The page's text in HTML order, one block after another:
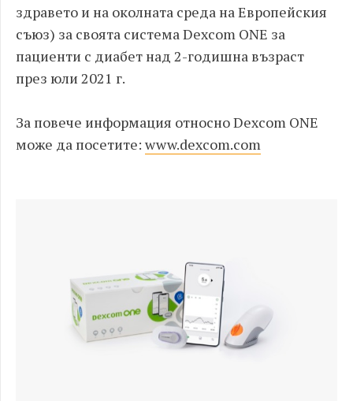
здравето и на околната среда на Европейския
съюз) за своята система Dexcom ONE за
пациенти с диабет над 2-годишна възраст
през юли 2021 г.
За повече информация относно Dexcom ONE
може да посетите: www.dexcom.com